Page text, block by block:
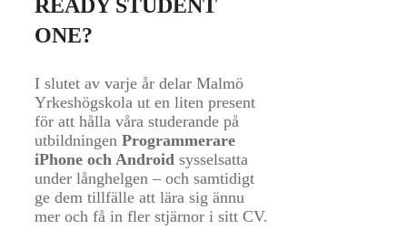
READY STUDENT
ONE?
I slutet av varje år delar Malmö
Yrkeshögskola ut en liten present
för att hålla våra studerande på
utbildningen Programmerare
iPhone och Android sysselsatta
under långhelgen – och samtidigt
ge dem tillfälle att lära sig ännu
mer och få in fler stjärnor i sitt CV.